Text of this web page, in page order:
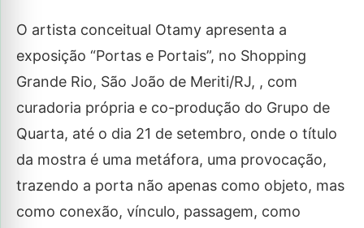
O artista conceitual Otamy apresenta a
exposição “Portas e Portais”, no Shopping
Grande Rio, São João de Meriti/RJ, , com
curadoria própria e co-produção do Grupo de
Quarta, até o dia 21 de setembro, onde o título
da mostra é uma metáfora, uma provocação,
trazendo a porta não apenas como objeto, mas
como conexão, vínculo, passagem, como